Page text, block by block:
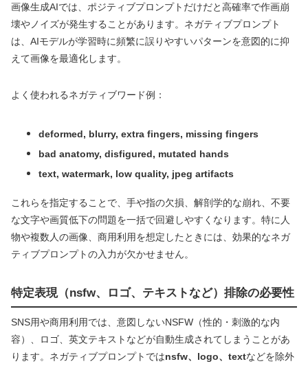
画像生成AIでは、ポジティブプロンプトだけだと高確率で作画崩
壊やノイズが発生することがあります。ネガティブプロンプト
は、AIモデルが学習時に頻繁に誤りやすいパターンを意図的に抑
えて画像を最適化します。
よく使われるネガティブワード例：
deformed, blurry, extra fingers, missing fingers
bad anatomy, disfigured, mutated hands
text, watermark, low quality, jpeg artifacts
これらを指定することで、手や指の欠損、解剖学的な崩れ、不要
な文字や画質低下の問題を一括で回避しやすくなります。特に人
物や複数人の画像、商用利用を想定したときには、効果的なネガ
ティブプロンプトの入力が欠かせません。
特定表現（nsfw、ロゴ、テキストなど）排除の必要性
SNS用や商用利用では、意図しないNSFW（性的・刺激的な内
容）、ロゴ、英文テキストなどが自動生成されてしまうことがあ
ります。ネガティブプロンプトではnsfw、logo、textなどを除外